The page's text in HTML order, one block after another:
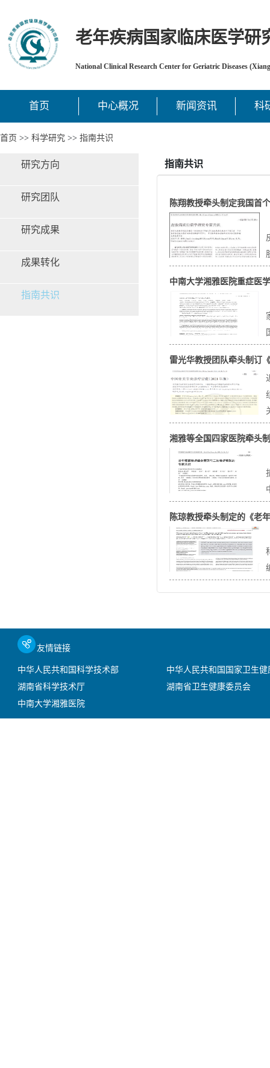
老年疾病国家临床医学研
National Clinical Research Center for Geriatric Diseases
首页 中心概况 新闻资讯 科
首页 >> 科学研究 >> 指南共识
研究方向
研究团队
研究成果
成果转化
指南共识
指南共识
陈翔教授牵头制定我国首
中南大学湘雅医院重症医
雷光华教授团队牵头制订
湘雅等全国四家医院牵头
陈琼教授牵头制定的《老
友情链接
中华人民共和国科学技术部
中华人民共和国国家卫生健
湖南省科学技术厅
湖南省卫生健康委员会
中南大学湘雅医院